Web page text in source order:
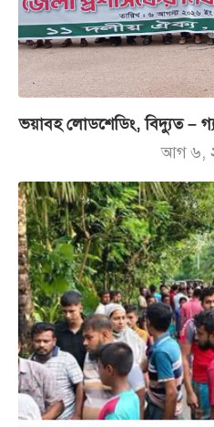
ভয়াবহ লোডশেডিং, বিদ্যুত –
আগ ৬,